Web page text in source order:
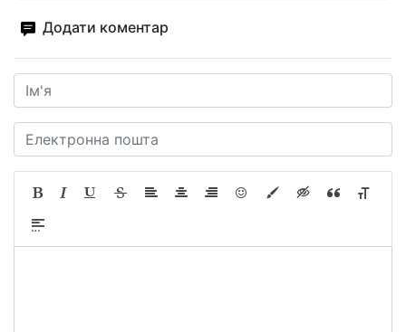
Додати коментар